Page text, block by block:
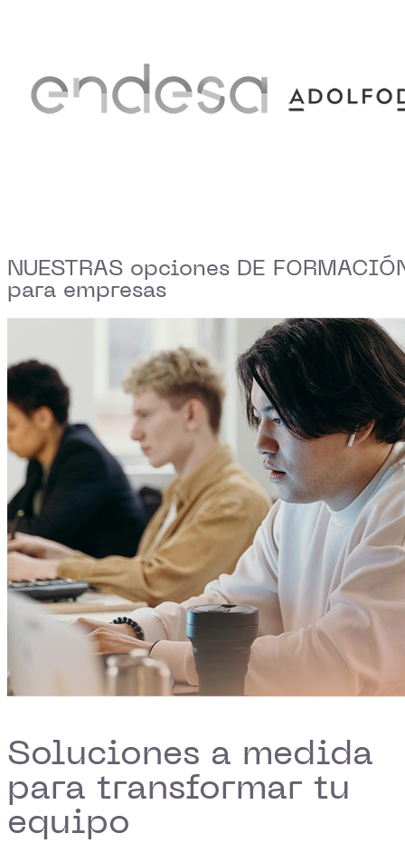
NUESTRAS opciones DE
para empresas
Soluciones a medida
para transformar tu
equipo